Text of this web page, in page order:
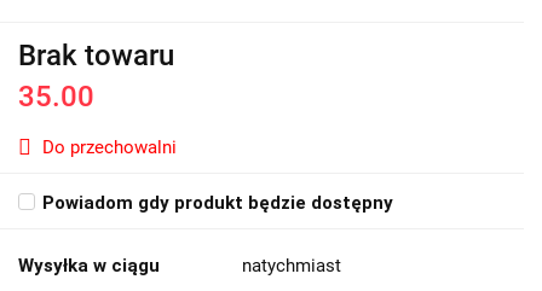
Brak towaru
35.00
Do przechowalni
Powiadom gdy produkt będzie dostępny
Wysyłka w ciągu natychmiast